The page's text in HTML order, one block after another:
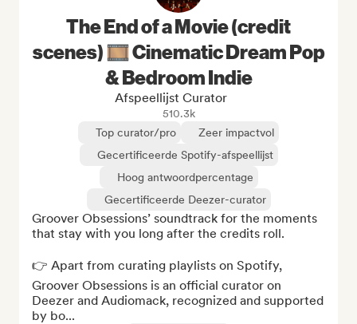
The End of a Movie (credit
scenes) 🎞️ Cinematic Dream Pop
& Bedroom Indie
Afspeellijst Curator
510.3k
Top curator/pro
Zeer impactvol
Gecertificeerde Spotify-afspeellijst
Hoog antwoordpercentage
Gecertificeerde Deezer-curator
Groover Obsessions’ soundtrack for the moments
that stay with you long after the credits roll.
👉 Apart from curating playlists on Spotify,
Groover Obsessions is an official curator on
Deezer and Audiomack, recognized and supported
by bo...